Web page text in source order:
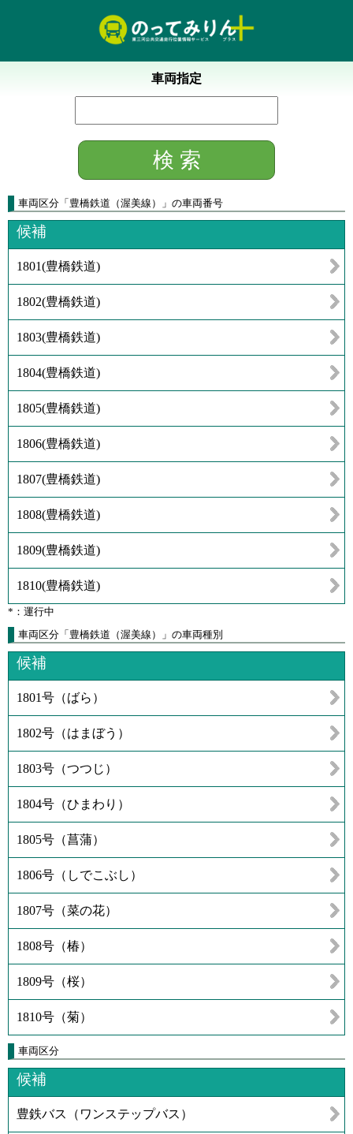
車両指定
車両区分 「 豊橋鉄道（渥美線） 」 の車両番号
候補
1801(豊橋鉄道)
1802(豊橋鉄道)
1803(豊橋鉄道)
1804(豊橋鉄道)
1805(豊橋鉄道)
1806(豊橋鉄道)
1807(豊橋鉄道)
1808(豊橋鉄道)
1809(豊橋鉄道)
1810(豊橋鉄道)
*：運行中
車両区分「豊橋鉄道（渥美線）」の車両種別
候補
1801号（ばら）
1802号（はまぼう）
1803号（つつじ）
1804号（ひまわり）
1805号（菖蒲）
1806号（しでこぶし）
1807号（菜の花）
1808号（椿）
1809号（桜）
1810号（菊）
車両区分
候補
豊鉄バス（ワンステップバス）